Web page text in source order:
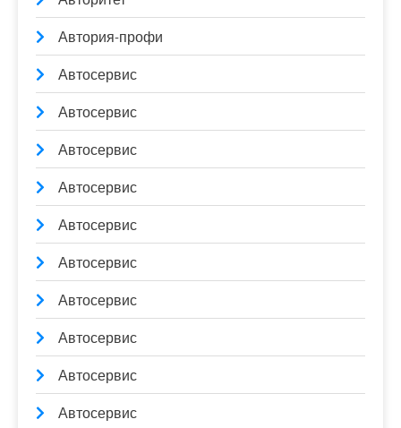
Автория-профи
Автосервис
Автосервис
Автосервис
Автосервис
Автосервис
Автосервис
Автосервис
Автосервис
Автосервис
Автосервис